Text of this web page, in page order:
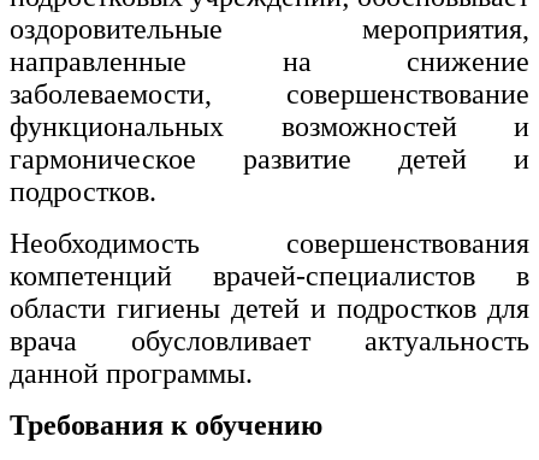
оздоровительные мероприятия,
направленные на снижение
заболеваемости, совершенствование
функциональных возможностей и
гармоническое развитие детей и
подростков.
Необходимость совершенствования
компетенций врачей-специалистов в
области гигиены детей и подростков для
врача обусловливает актуальность
данной программы.
Требования к обучению